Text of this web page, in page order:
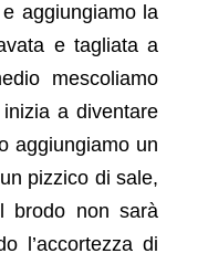
aggiungiamo la
e tagliata a
mescoliamo
a diventare
aggiungiamo un
pizzico di sale,
brodo non sarà
l’accortezza di